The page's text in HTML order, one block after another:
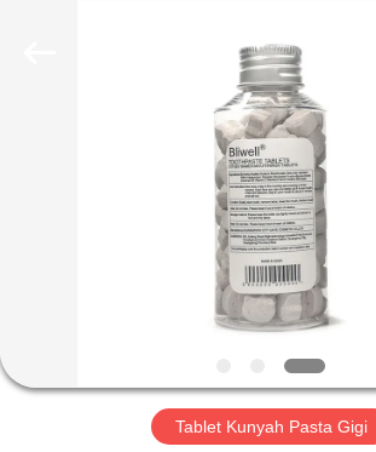
TENTANG
KAMI
Tablet Kunyah Pasta Gigi